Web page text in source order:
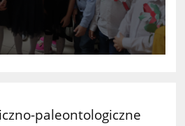
paleontologiczne